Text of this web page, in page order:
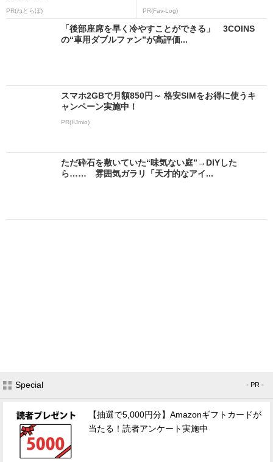
PR(ねとらぼ) PR(Fav-Log)
「後部座席を早く冷やすことができる」 3COINS
の“車用ダブルファン”が高評価...
スマホ2GBで月額850円～ 格安SIMをお得に使うキ
ャンペーン実施中！
PR(IIJmio)
ただ砕石を敷いていた“味気ない庭”→DIYした
ら…… 雰囲気ガラリ「天才的なアイ...
Special - PR -
【抽選で5,000円分】Amazonギフトカードが
当たる！読者アンケート実施中